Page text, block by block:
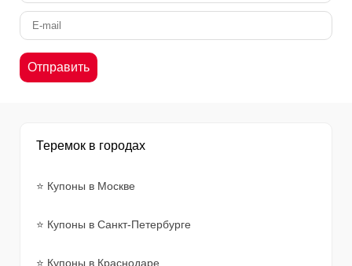
Теремок в городах
⭐ Купоны в Москве
⭐ Купоны в Санкт-Петербурге
⭐ Купоны в Краснодаре